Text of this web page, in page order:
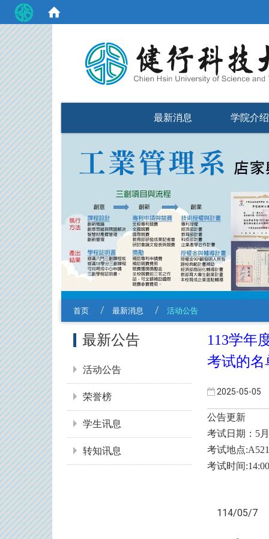
最新消息 学院介绍
首页 最新消息 活动公告
最新公告
活动公告
荣誉榜
学生讯息
转知讯息
113学年
考试的名
2025-05-05
公告更新
考试日期：5
考试地点:A521
考试时间
114/05/7